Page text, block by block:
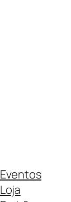
Eventos
Loja